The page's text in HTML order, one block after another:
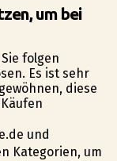
um bei
folgen
Es ist sehr
diese
und
Kategorien, um